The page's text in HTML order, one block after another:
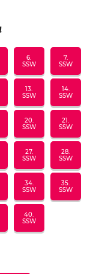
6.
SSW
7.
SSW
13.
SSW
14.
SSW
20.
SSW
21.
SSW
27.
SSW
28.
SSW
34.
SSW
35.
SSW
40.
SSW